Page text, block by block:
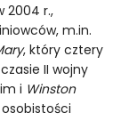
2004 r.,
m.in.
, który cztery
II wojny
i Winston